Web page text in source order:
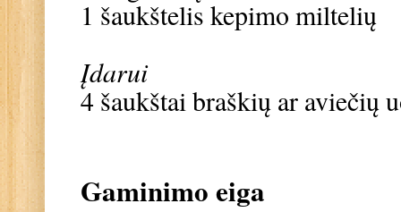
1 šaukštelis kepimo miltelių
Įdarui
4 šaukštai braškių ar aviečių
Gaminimo eiga